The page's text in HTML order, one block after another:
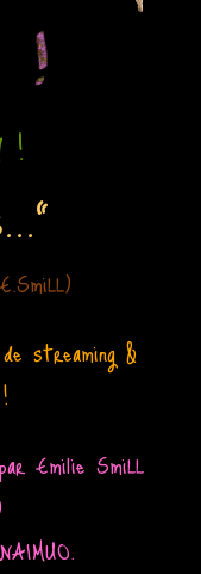
!
streaming &
par Emilie SmiLL